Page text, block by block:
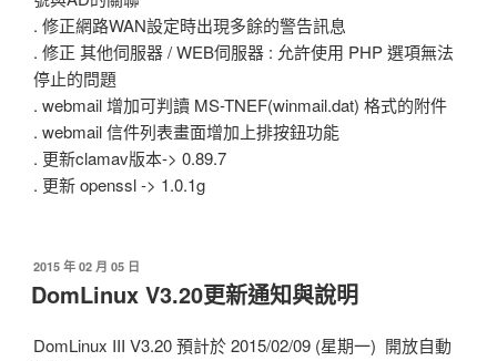
. 修正網路WAN設定時出現多餘的警告訊息
. 修正 其他伺服器 / WEB伺服器 : 允許使用 PHP 選項無法
停止的問題
. webmail 增加可判讀 MS-TNEF(winmail.dat) 格式的附件
. webmail 信件列表畫面增加上排按鈕功能
. 更新clamav版本-> 0.89.7
. 更新 openssl -> 1.0.1g
發
佈
於
2015 年 02 月 05 日
DomLinux V3.20更新通知與說明
DomLinux III V3.20 預計於 2015/02/09 (星期一) 開放自動